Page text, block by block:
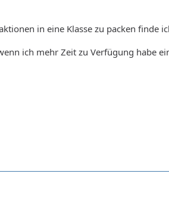
in eine Klasse zu packen finde
ich mehr Zeit zu Verfügung habe